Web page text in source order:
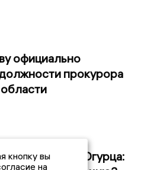
официально
прокурора
Фестиваль Огурца:
кнопку вы
на